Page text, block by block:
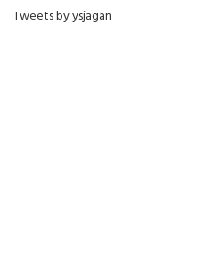
Tweets by ysjagan